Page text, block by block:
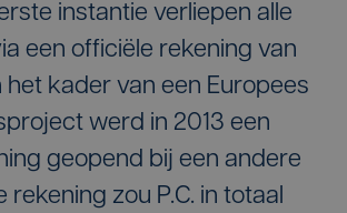
instantie verliepen alle
een officiële rekening van
het kader van een Europees
werd in 2013 een
geopend bij een andere
rekening zou P.C. in totaal